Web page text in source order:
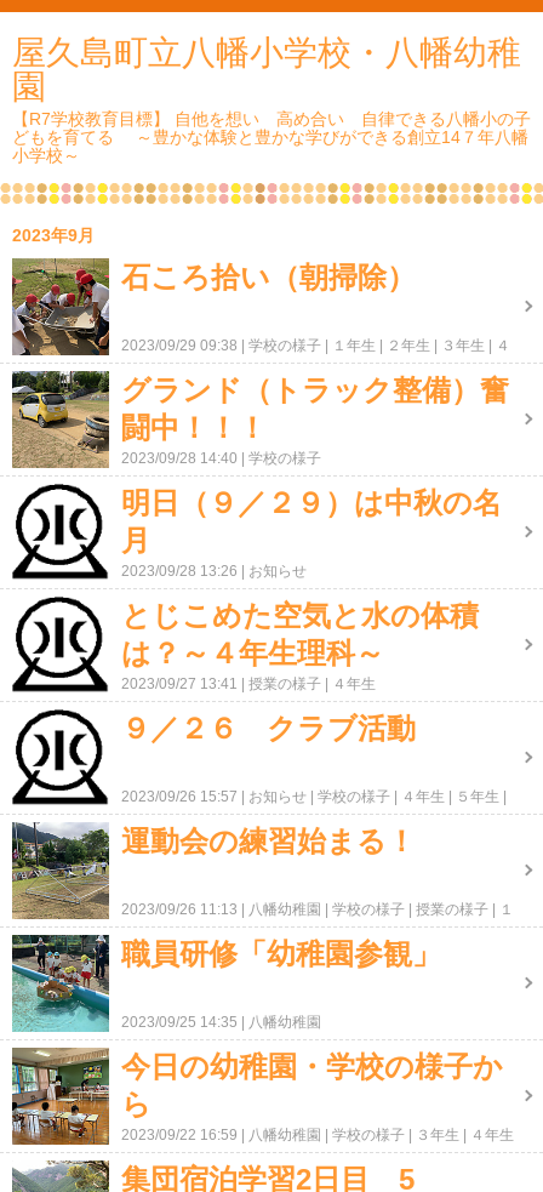
屋久島町立八幡小学校・八幡幼稚
園
【R7学校教育目標】 自他を想い 高め合い 自律できる八幡小の子
どもを育てる ～豊かな体験と豊かな学びができる創立14７年八幡
小学校～
2023年9月
石ころ拾い（朝掃除）
2023/09/29 09:38 学校の様子 １年生 ２年生 ３年生
４
年生
５年生 ６年生
グランド（トラック整備）奮
闘中！！！
2023/09/28 14:40 学校の様子
明日（９／２９）は中秋の名
月
2023/09/28 13:26 お知らせ
とじこめた空気と水の体積
は？～４年生理科～
2023/09/27 13:41 授業の様子 ４年生
９／２６ クラブ活動
2023/09/26 15:57 お知らせ 学校の様子 ４年生
５年生
６年生
運動会の練習始まる！
2023/09/26 11:13 八幡幼稚園 学校の様子 授業の様子
１
年生
２年生 ３年生 ４年生 ５年生 ６年生
職員研修「幼稚園参観」
2023/09/25 14:35 八幡幼稚園
今日の幼稚園・学校の様子か
ら
2023/09/22 16:59 八幡幼稚園 学校の様子 ３年生 ４年生
集団宿泊学習2日目 5